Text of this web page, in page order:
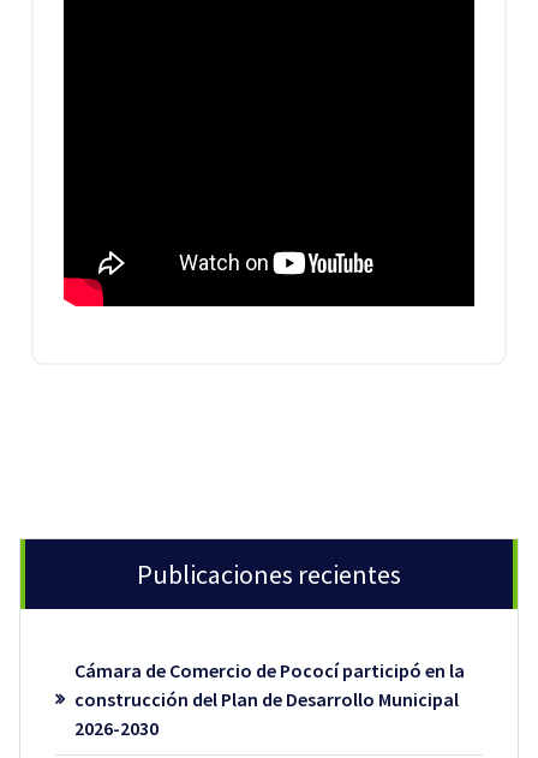
Publicaciones recientes
Cámara de Comercio de Pococí participó en la
construcción del Plan de Desarrollo Municipal
2026-2030